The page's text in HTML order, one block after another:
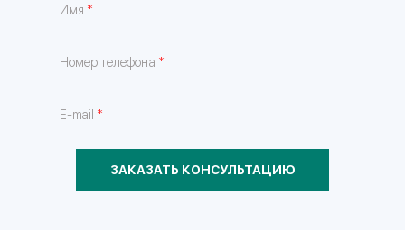
Имя *
Номер телефона *
E-mail *
ЗАКАЗАТЬ КОНСУЛЬТАЦИЮ
Имя
E-mail*